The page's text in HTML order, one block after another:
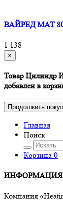
ВАЙРЕД МАТ 80
1 138
×
Товар Цилиндр
добавлен в
Продолжить
Главная
Поиск
Корзина 0
Компания